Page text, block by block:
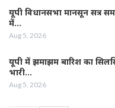
यूपी विधानसभा मानसून सत्र
में…
Aug 5, 2026
यूपी में झमाझम बारिश का
भारी…
Aug 5, 2026